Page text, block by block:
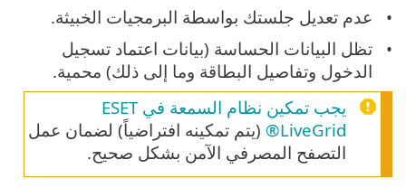
عدم تعديل جلستك بواسطة البرمجيات الخبيثة.
تظل البيانات الحساسة (بيانات اعتماد تسجيل
الدخول وتفاصيل البطاقة وما إلى ذلك) محمية.
يجب تمكين نظام السمعة في ESET
LiveGrid®
(يتم تمكينه افتراضياً) لضمان عمل
التصفح المصرفي الآمن بشكل صحيح.